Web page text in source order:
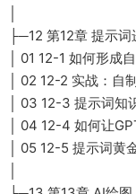
├─12 第12章 提示
│ 01 12-1 如何形成
│ 02 12-2 实战：自
│ 03 12-3 提示词知
│ 04 12-4 如何让
│ 05 12-5 提示词黄